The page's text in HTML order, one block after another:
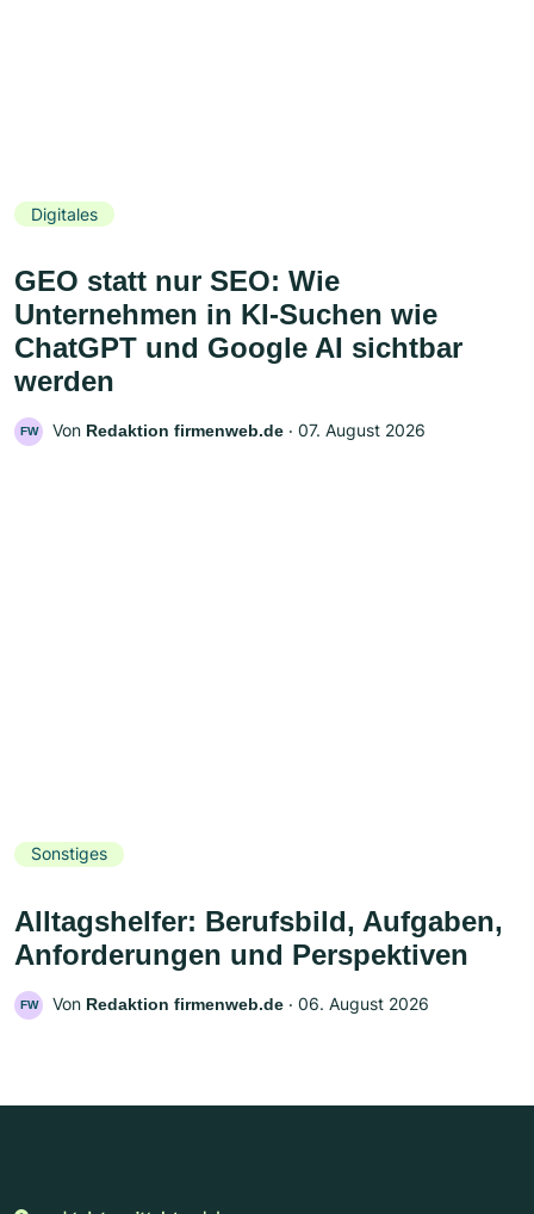
Digitales
GEO statt nur SEO: Wie
Unternehmen in KI-Suchen wie
ChatGPT und Google AI sichtbar
werden
FW Von Redaktion firmenweb.de ‧ 07. August 2026
Sonstiges
Alltagshelfer: Berufsbild, Aufgaben,
Anforderungen und Perspektiven
FW Von Redaktion firmenweb.de ‧ 06. August 2026